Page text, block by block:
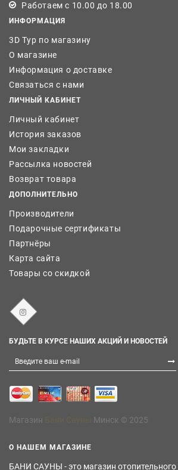
Работаем с 10.00 до 18.00
ИНФОРМАЦИЯ
3D Тур по магазину
О магазине
Информация о доставке
Связаться с нами
ЛИЧНЫЙ КАБИНЕТ
Личный кабинет
История заказов
Мои закладки
Рассылка новостей
Возврат товара
ДОПОЛНИТЕЛЬНО
Производители
Подарочные сертификаты
Партнёры
Карта сайта
Товары со скидкой
БУДЬТЕ В КУРСЕ НАШИХ АКЦИЙ И НОВОСТЕЙ
Магазин Минск © 2025
О НАШЕМ МАГАЗИНЕ
БАНИ САУНЫ - это магазин отопительного